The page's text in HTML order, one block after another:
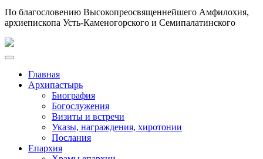
По благословению Высокопреосвященнейшего Амфилохия,
архиепископа Усть-Каменогорского и Семипалатинского
Главная
Архипастырь
Биография
Богослужения
Визиты и встречи
Указы, награждения, хиротонии
Послания
Епархия